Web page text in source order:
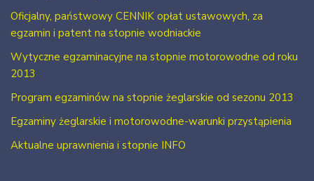
Oficjalny, państwowy CENNIK opłat ustawowych, za
egzamin i patent na stopnie wodniackie
Wytyczne egzaminacyjne na stopnie motorowodne od roku
2013
Program egzaminów na stopnie żeglarskie od sezonu 2013
Egzaminy żeglarskie i motorowodne-warunki przystąpienia
Aktualne uprawnienia i stopnie INFO